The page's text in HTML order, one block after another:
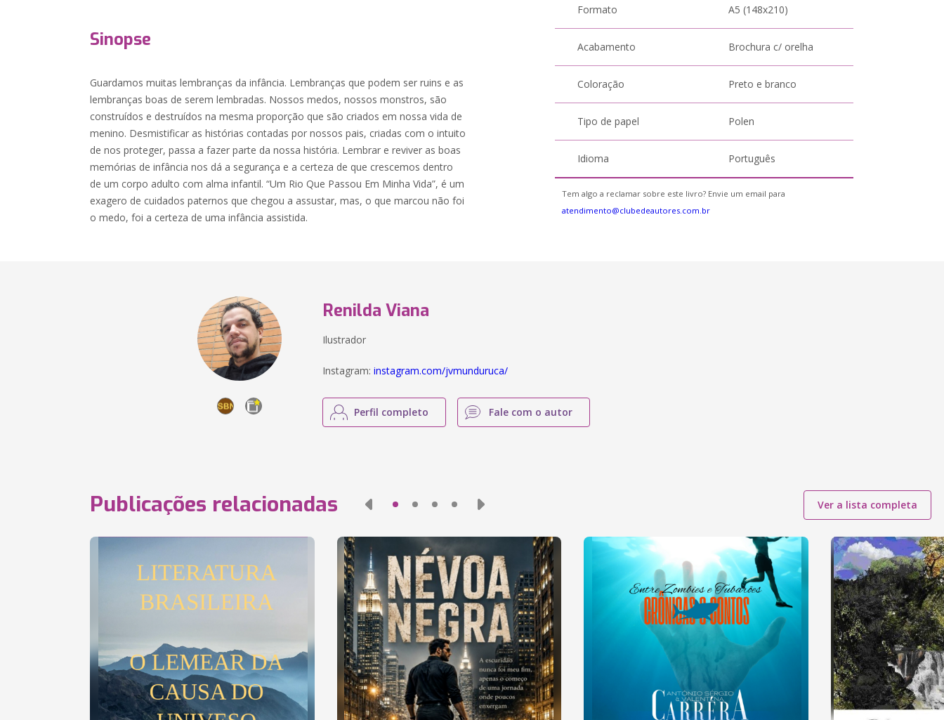
Sinopse
Guardamos muitas lembranças da infância. Lembranças que podem ser ruins e as
lembranças boas de serem lembradas. Nossos medos, nossos monstros, são
construídos e destruídos na mesma proporção que são criados em nossa vida de
menino. Desmistificar as histórias contadas por nossos pais, criadas com o intuito
de nos proteger, passa a fazer parte da nossa história. Lembrar e reviver as boas
memórias de infância nos dá a segurança e a certeza de que crescemos dentro
de um corpo adulto com alma infantil. “Um Rio Que Passou Em Minha Vida”, é um
exagero de cuidados paternos que chegou a assustar, mas, o que marcou não foi
o medo, foi a certeza de uma infância assistida.
Formato A5 (148x210)
Acabamento Brochura c/ orelha
Coloração Preto e branco
Tipo de papel Polen
Idioma Português
Tem algo a reclamar sobre este livro? Envie um email para
atendimento@clubedeautores.com.br
Renilda Viana
Ilustrador
Instagram:instagram.com/jvmunduruca/
Perfil completo Fale com o autor
Publicações relacionadas Ver a lista completa